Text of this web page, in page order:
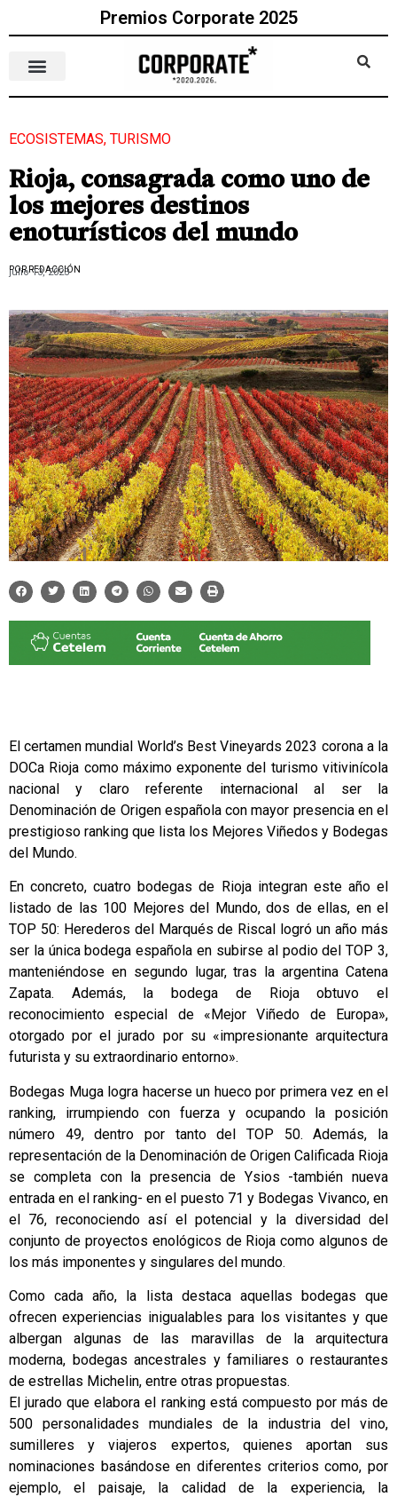
Premios Corporate 2025
ECOSISTEMAS, TURISMO
Rioja, consagrada como uno de
los mejores destinos
enoturísticos del mundo
POR REDACCIÓN
julio 13, 2023
El certamen mundial World’s Best Vineyards 2023 corona a la
DOCa Rioja como máximo exponente del turismo vitivinícola
nacional y claro referente internacional al ser la
Denominación de Origen española con mayor presencia en el
prestigioso ranking que lista los Mejores Viñedos y Bodegas
del Mundo.
En concreto, cuatro bodegas de Rioja integran este año el
listado de las 100 Mejores del Mundo, dos de ellas, en el
TOP 50: Herederos del Marqués de Riscal logró un año más
ser la única bodega española en subirse al podio del TOP 3,
manteniéndose en segundo lugar, tras la argentina Catena
Zapata. Además, la bodega de Rioja obtuvo el
reconocimiento especial de «Mejor Viñedo de Europa»,
otorgado por el jurado por su «impresionante arquitectura
futurista y su extraordinario entorno».
Bodegas Muga logra hacerse un hueco por primera vez en el
ranking, irrumpiendo con fuerza y ocupando la posición
número 49, dentro por tanto del TOP 50. Además, la
representación de la Denominación de Origen Calificada Rioja
se completa con la presencia de Ysios -también nueva
entrada en el ranking- en el puesto 71 y Bodegas Vivanco, en
el 76, reconociendo así el potencial y la diversidad del
conjunto de proyectos enológicos de Rioja como algunos de
los más imponentes y singulares del mundo.
Como cada año, la lista destaca aquellas bodegas que
ofrecen experiencias inigualables para los visitantes y que
albergan algunas de las maravillas de la arquitectura
moderna, bodegas ancestrales y familiares o restaurantes
de estrellas Michelin, entre otras propuestas.
El jurado que elabora el ranking está compuesto por más de
500 personalidades mundiales de la industria del vino,
sumilleres y viajeros expertos, quienes aportan sus
nominaciones basándose en diferentes criterios como, por
ejemplo, el paisaje, la calidad de la experiencia, la